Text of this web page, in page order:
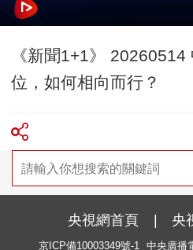
《新聞1+1》 20260514
位，如何相向而行？
央視網首頁 | 央
京ICP備10003349號-1 中央廣播